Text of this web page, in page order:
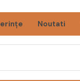
Noutati